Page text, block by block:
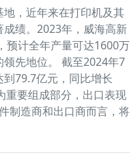
，近年来在打印机及其
绩。​2023年，威海高新
预计全年产量可达1600万
先地位。 ​截至2024年7
79.7亿元，同比增长
重要组成部分，出口表现
制造商和出口商而言，将